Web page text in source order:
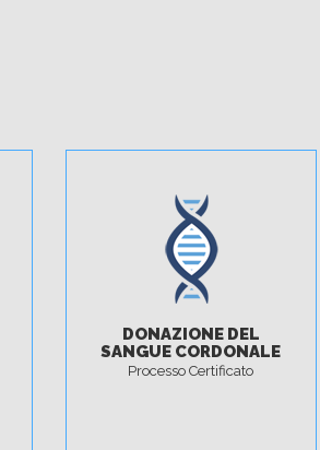
DONAZIONE DEL
SANGUE CORDONALE
Processo Certificato